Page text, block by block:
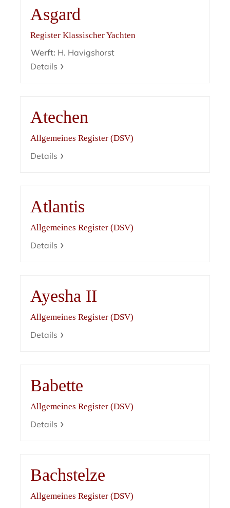
Asgard
Register Klassischer Yachten
Werft: H. Havigshorst
Details
Atechen
Allgemeines Register (DSV)
Details
Atlantis
Allgemeines Register (DSV)
Details
Ayesha II
Allgemeines Register (DSV)
Details
Babette
Allgemeines Register (DSV)
Details
Bachstelze
Allgemeines Register (DSV)